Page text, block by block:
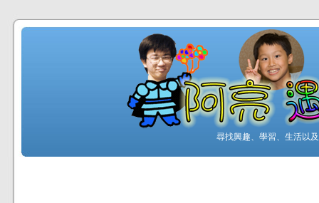
尋找興趣、學習、生活以